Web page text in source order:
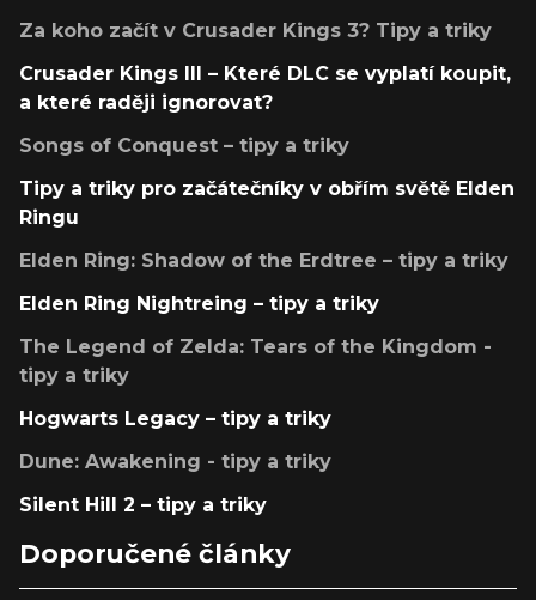
Za koho začít v Crusader Kings 3? Tipy a triky
Crusader Kings III – Které DLC se vyplatí koupit,
a které raději ignorovat?
Songs of Conquest – tipy a triky
Tipy a triky pro začátečníky v obřím světě Elden
Ringu
Elden Ring: Shadow of the Erdtree – tipy a triky
Elden Ring Nightreing – tipy a triky
The Legend of Zelda: Tears of the Kingdom -
tipy a triky
Hogwarts Legacy – tipy a triky
Dune: Awakening - tipy a triky
Silent Hill 2 – tipy a triky
Doporučené články